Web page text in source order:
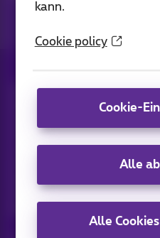
kann.
Cookie policy
Cookie-
Alle
Alle
Alle Rechte vorbehalten. ©
Allgemeine
Preisliste und Tarife
Cookie-Richtlinie
Daten des Unternehmens
Diese Website wurde erstellt